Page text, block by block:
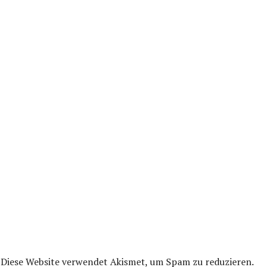
Diese Website verwendet Akismet, um Spam zu reduzieren.